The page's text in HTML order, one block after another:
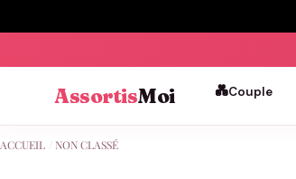
AssortisMoi 💑Couple
ACCUEIL NON CLASSÉ